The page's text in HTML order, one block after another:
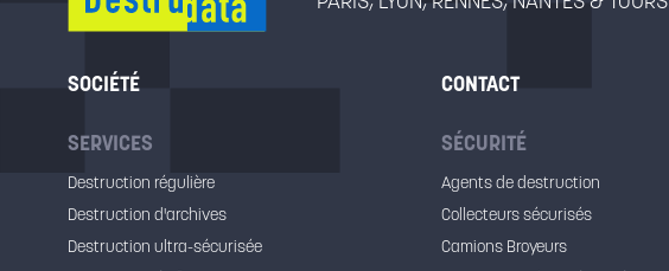
SOCIÉTÉ CONTACT
SERVICES
Destruction régulière
Destruction d'archives
Destruction ultra-sécurisée
SÉCURITÉ
Agents de destruction
Collecteurs sécurisés
Camions Broyeurs